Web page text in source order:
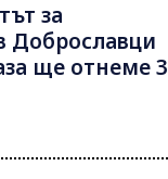
за
Доброславци
ще отнеме 3